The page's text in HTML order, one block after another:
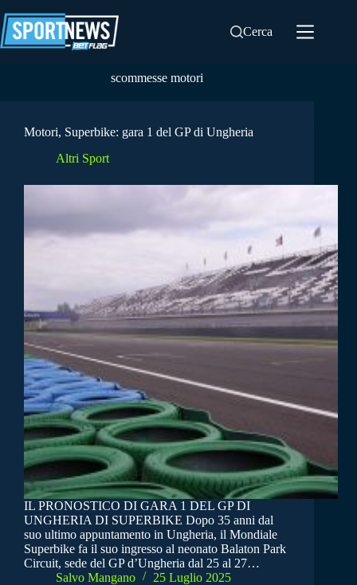
al
contenuto
Cerca
scommesse motori
Motori, Superbike: gara 1 del GP di Ungheria
Altri Sport
IL PRONOSTICO DI GARA 1 DEL GP DI
UNGHERIA DI SUPERBIKE Dopo 35 anni dal
suo ultimo appuntamento in Ungheria, il Mondiale
Superbike fa il suo ingresso al neonato Balaton Park
Circuit, sede del GP d’Ungheria dal 25 al 27…
Salvo Mangano
25 Luglio 2025